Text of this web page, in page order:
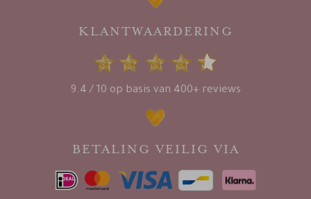
KLANTWAARDERING
9.4 / 10 op basis van 400+ reviews
BETALING VEILIG VIA